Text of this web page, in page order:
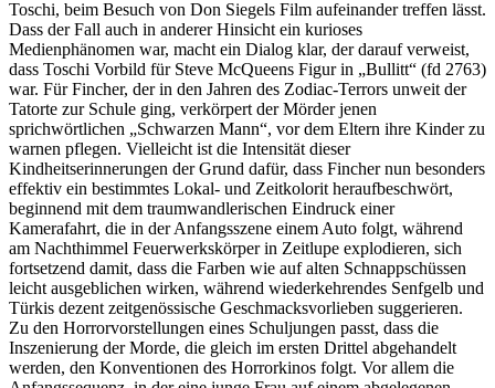
Toschi, beim Besuch von Don Siegels Film aufeinander treffen lässt.
Dass der Fall auch in anderer Hinsicht ein kurioses
Medienphänomen war, macht ein Dialog klar, der darauf verweist,
dass Toschi Vorbild für Steve McQueens Figur in „Bullitt“ (fd 2763)
war. Für Fincher, der in den Jahren des Zodiac-Terrors unweit der
Tatorte zur Schule ging, verkörpert der Mörder jenen
sprichwörtlichen „Schwarzen Mann“, vor dem Eltern ihre Kinder zu
warnen pflegen. Vielleicht ist die Intensität dieser
Kindheitserinnerungen der Grund dafür, dass Fincher nun besonders
effektiv ein bestimmtes Lokal- und Zeitkolorit heraufbeschwört,
beginnend mit dem traumwandlerischen Eindruck einer
Kamerafahrt, die in der Anfangsszene einem Auto folgt, während
am Nachthimmel Feuerwerkskörper in Zeitlupe explodieren, sich
fortsetzend damit, dass die Farben wie auf alten Schnappschüssen
leicht ausgeblichen wirken, während wiederkehrendes Senfgelb und
Türkis dezent zeitgenössische Geschmacksvorlieben suggerieren.
Zu den Horrorvorstellungen eines Schuljungen passt, dass die
Inszenierung der Morde, die gleich im ersten Drittel abgehandelt
werden, den Konventionen des Horrorkinos folgt. Vor allem die